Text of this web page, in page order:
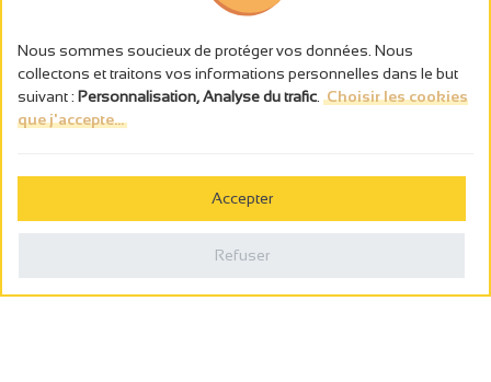
L’abus d’alcool est dangereux pour la santé, à consommer avec
Politique de confidentialité
Nous sommes soucieux de protéger vos données. Nous
collectons et traitons vos informations personnelles dans le but
suivant : Personnalisation, Analyse du trafic Choisir les cookies
que j'accepte...
Accepter
Refuser